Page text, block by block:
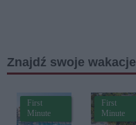
Znajdź swoje wakacje
First
Minute
First
Minute